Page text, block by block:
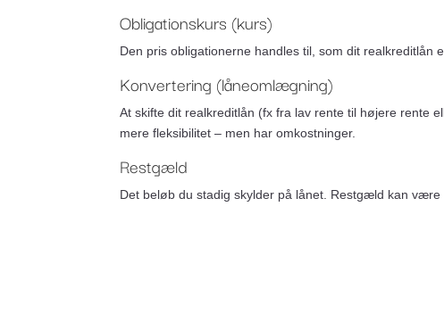
Obligationskurs (kurs)
Den pris obligationerne handles til, som dit realkreditlån
Konvertering (låneomlægning)
At skifte dit realkreditlån (fx fra lav rente til højere rente
mere fleksibilitet – men har omkostninger.
Restgæld
Det beløb du stadig skylder på lånet. Restgæld kan